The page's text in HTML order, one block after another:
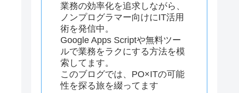
業務の効率化を追求しながら、
ノンプログラマー向けにIT活用
術を発信中。
Google Apps Scriptや無料ツー
ルで業務をラクにする方法を模
索してます。
このブログでは、PO×ITの可能
性を探る旅を綴ってます